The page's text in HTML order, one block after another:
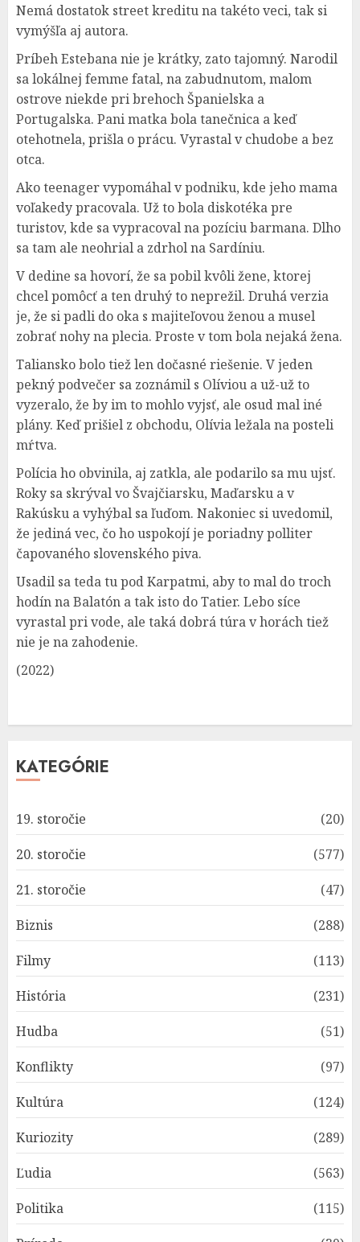
Nemá dostatok street kreditu na takéto veci, tak si
vymýšľa aj autora.
Príbeh Estebana nie je krátky, zato tajomný. Narodil
sa lokálnej femme fatal, na zabudnutom, malom
ostrove niekde pri brehoch Španielska a
Portugalska. Pani matka bola tanečnica a keď
otehotnela, prišla o prácu. Vyrastal v chudobe a bez
otca.
Ako teenager vypomáhal v podniku, kde jeho mama
voľakedy pracovala. Už to bola diskotéka pre
turistov, kde sa vypracoval na pozíciu barmana. Dlho
sa tam ale neohrial a zdrhol na Sardíniu.
V dedine sa hovorí, že sa pobil kvôli žene, ktorej
chcel pomôcť a ten druhý to neprežil. Druhá verzia
je, že si padli do oka s majiteľovou ženou a musel
zobrať nohy na plecia. Proste v tom bola nejaká žena.
Taliansko bolo tiež len dočasné riešenie. V jeden
pekný podvečer sa zoznámil s Olíviou a už-už to
vyzeralo, že by im to mohlo vyjsť, ale osud mal iné
plány. Keď prišiel z obchodu, Olívia ležala na posteli
mŕtva.
Polícia ho obvinila, aj zatkla, ale podarilo sa mu ujsť.
Roky sa skrýval vo Švajčiarsku, Maďarsku a v
Rakúsku a vyhýbal sa ľuďom. Nakoniec si uvedomil,
že jediná vec, čo ho uspokojí je poriadny polliter
čapovaného slovenského piva.
Usadil sa teda tu pod Karpatmi, aby to mal do troch
hodín na Balatón a tak isto do Tatier. Lebo síce
vyrastal pri vode, ale taká dobrá túra v horách tiež
nie je na zahodenie.
(2022)
KATEGÓRIE
19. storočie
(20)
20. storočie
(577)
21. storočie
(47)
Biznis
(288)
Filmy
(113)
História
(231)
Hudba
(51)
Konflikty
(97)
Kultúra
(124)
Kuriozity
(289)
Ľudia
(563)
Politika
(115)